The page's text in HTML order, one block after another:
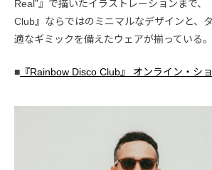
Real”』で描いたイラストレーションまで、
Club』ならではのミニマルなデザインと、
適なギミックを備えたウェアが揃っている。
■ 『Rainbow Disco Club』 オンライン・シ